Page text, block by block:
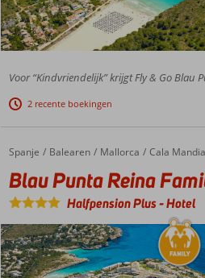
Voor “Kindvriendelijk” krijgt Fly & Go Blau
2 recente boekingen
Home
Spanje Balearen Mallorca Cala Mandia
Blau Punta Reina Family Resort
Blau Punta Reina
Halfpension Plus-Hotel